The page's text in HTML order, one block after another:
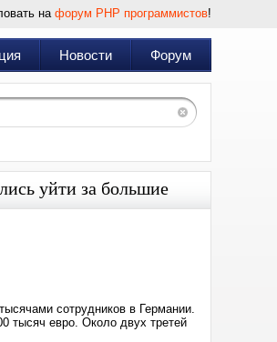
на форум PHP программистов!
Новости Форум
уйти за большие
сотрудников в Германии.
тысяч евро. Около двух третей